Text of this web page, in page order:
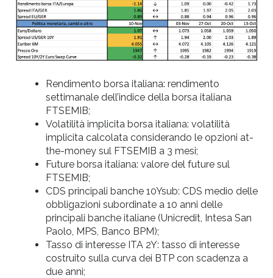
Rendimento borsa italiana: rendimento
settimanale dell’indice della borsa italiana
FTSEMIB;
Volatilità implicita borsa italiana: volatilità
implicita calcolata considerando le opzioni at-
the-money sul FTSEMIB a 3 mesi;
Future borsa italiana: valore del future sul
FTSEMIB;
CDS principali banche 10Ysub: CDS medio delle
obbligazioni subordinate a 10 anni delle
principali banche italiane (Unicredit, Intesa San
Paolo, MPS, Banco BPM);
Tasso di interesse ITA 2Y: tasso di interesse
costruito sulla curva dei BTP con scadenza a
due anni;